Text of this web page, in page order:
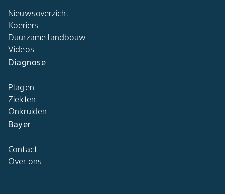
Nieuwsoverzicht
Koeriers
Duurzame landbouw
Videos
Diagnose
Plagen
Ziekten
Onkruiden
Bayer
Contact
Over ons